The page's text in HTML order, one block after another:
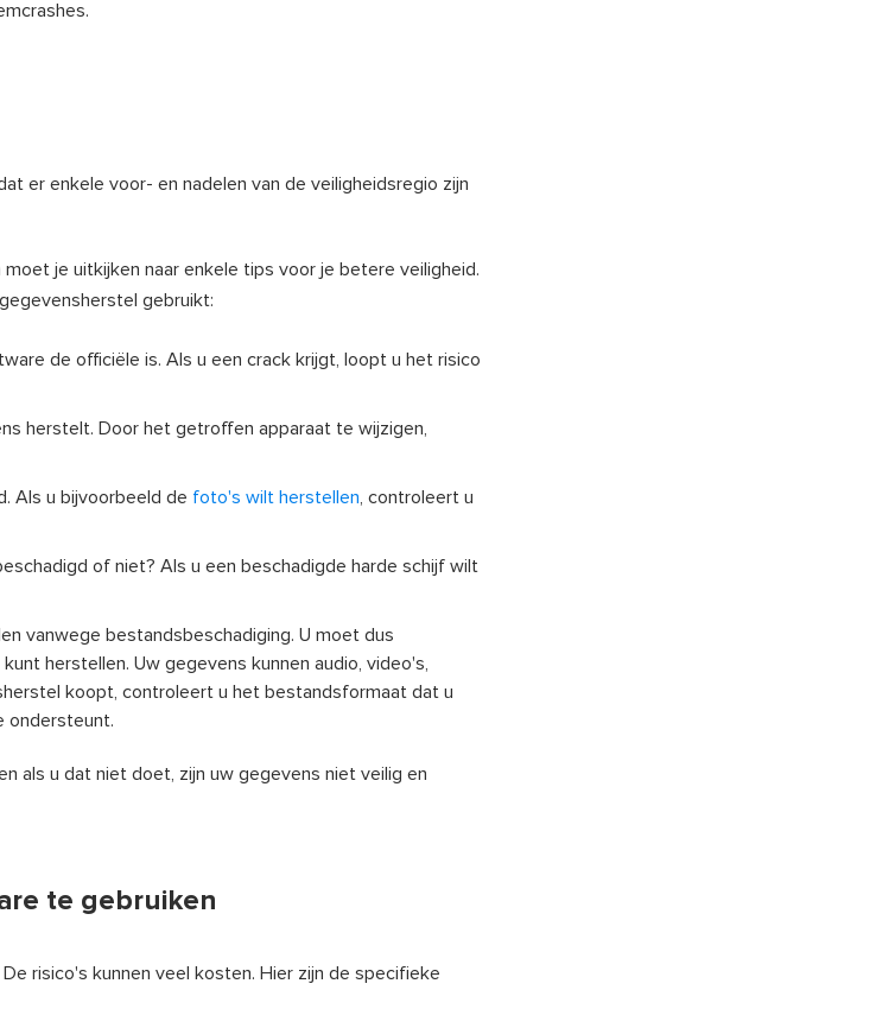
er enkele voor- en nadelen van de veiligheidsregio zijn
je uitkijken naar enkele tips voor je betere veiligheid.
gebruikt:
de officiële is. Als u een crack krijgt, loopt u het risico
herstelt. Door het getroffen apparaat te wijzigen,
Als u bijvoorbeeld de foto's wilt herstellen , controleert u
of niet? Als u een beschadigde harde schijf wilt
vanwege bestandsbeschadiging. U moet dus
herstellen. Uw gegevens kunnen audio, video's,
koopt, controleert u het bestandsformaat dat u
ondersteunt.
als u dat niet doet, zijn uw gegevens niet veilig en
te gebruiken
risico's kunnen veel kosten. Hier zijn de specifieke